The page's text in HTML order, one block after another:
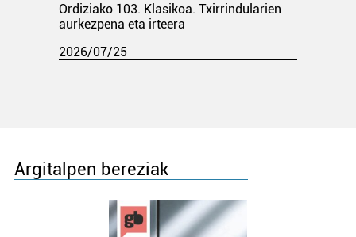
Ordiziako 103. Klasikoa. Txirrindularien
aurkezpena eta irteera
2026/07/25
Argitalpen bereziak